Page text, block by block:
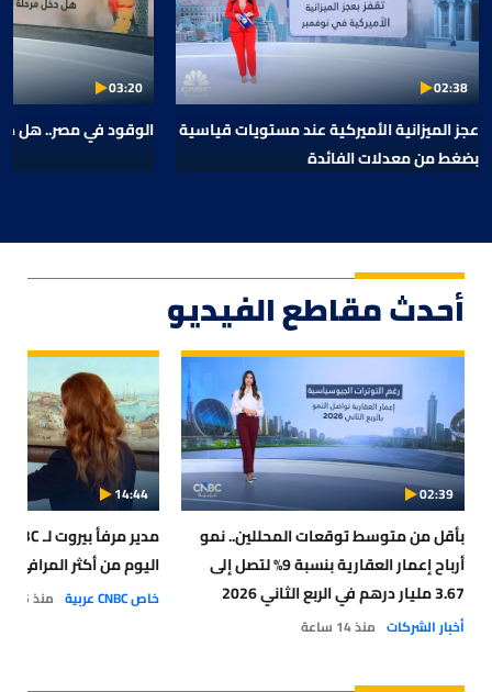
02:38
عجز الميزانية الأميركية عند مستويات قياسية
بضغط من معدلات الفائدة
03:20
الوقود في مصر.. هل
أحدث مقاطع الفيديو
02:39
بأقل من متوسط توقعات المحللين.. نمو
أرباح إعمار العقارية بنسبة 9% لتصل إلى
3.67 مليار درهم في الربع الثاني 2026
أخبار الشركات منذ 14 ساعة
14:44
اليوم من أكثر المرافئ
خاص CNBC عربية منذ 15 ساعة